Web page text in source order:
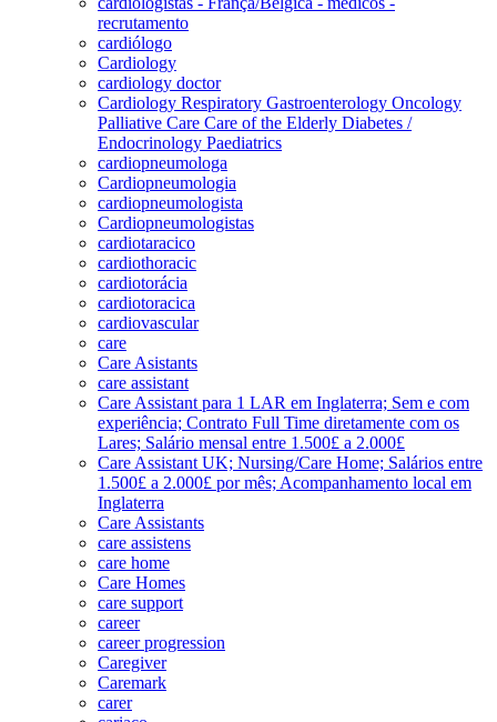
recrutamento
cardiólogo
Cardiology
cardiology doctor
Cardiology Respiratory Gastroenterology Oncology
Palliative Care Care of the Elderly Diabetes /
Endocrinology Paediatrics
cardiopneumologa
Cardiopneumologia
cardiopneumologista
Cardiopneumologistas
cardiotaracico
cardiothoracic
cardiotorácia
cardiotoracica
cardiovascular
care
Care Asistants
care assistant
Care Assistant para 1 LAR em Inglaterra; Sem e com
experiência; Contrato Full Time diretamente com os
Lares; Salário mensal entre 1.500£ a 2.000£
Care Assistant UK; Nursing/Care Home; Salários entre
1.500£ a 2.000£ por mês; Acompanhamento local em
Inglaterra
Care Assistants
care assistens
care home
Care Homes
care support
career
career progression
Caregiver
Caremark
carer